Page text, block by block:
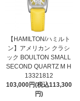
【HAMILTON/ハミルト
ン】アメリカン クラシ
ック BOULTON SMALL
SECOND QUARTZ M H
13321812
103,000円(税込113,300
円)